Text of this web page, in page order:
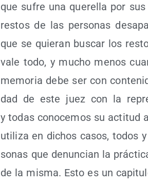
que sufre una que­re­lla por
res­tos de las per­so­nas
que se quie­ran bus­car los
vale todo, y mucho menos
memo­ria debe ser con
dad de este juez con la
y todas cono­ce­mos su acti­tud
uti­li­za en dichos casos, todos
so­nas que denun­cian la
de la mis­ma. Esto es un